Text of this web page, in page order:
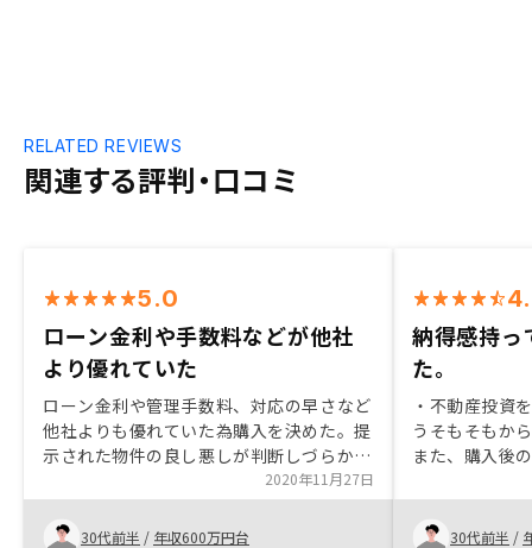
関連する評判・口コミ
RELATED REVIEWS
5.0
ローン金利や手数料などが他社
より優れていた
ローン金利や管理手数料、対応の早さなど
他社よりも優れていた為購入を決めた。提
示された物件の良し悪しが判断しづらかっ
た。選りすぐられた物件とは思うが判断基
準などエージェントのよって変わってくる
のだろうと感じた。
2020年11月27日
30代前半 / 年収600万円台
納得感持っ
た。
・不動産投資
うそもそもか
また、購入後
た。 ・営業担
対応してくだ
30代前半 /